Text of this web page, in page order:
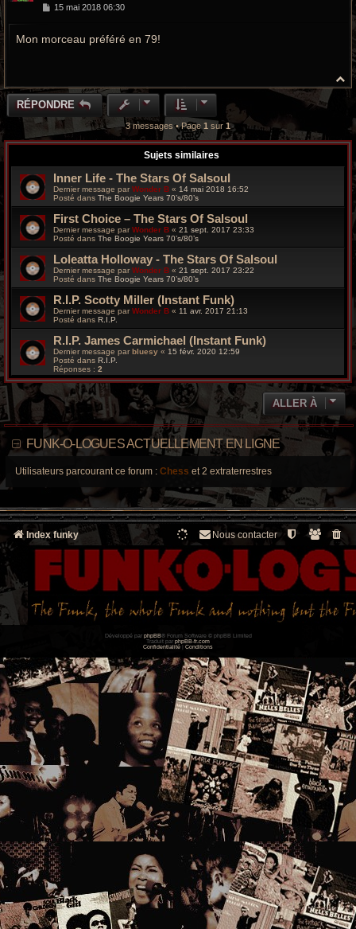
M
s
15 mai 2018 06:30
Mon morceau préféré en 79!
H
a
RÉPONDRE
3 messages • Page 1 sur 1
Sujets similaires
Inner Life - The Stars Of Salsoul
Dernier message par Wonder B « 14 mai 2018 16:52
Posté dans The Boogie Years 70’s/80’s
First Choice – The Stars Of Salsoul
Dernier message parWonder B « 21 sept. 2017 23:33
Posté dans The Boogie Years 70’s/80’s
Loleatta Holloway - The Stars Of Salsoul
Dernier message par Wonder B « 21 sept. 2017 23:22
Posté dans The Boogie Years 70’s/80’s
R.I.P. Scotty Miller (Instant Funk)
Dernier message parWonder B « 11 avr. 2017 21:13
Posté dans R.I.P.
R.I.P. James Carmichael (Instant Funk)
Dernier message par bluesy « 15 févr. 2020 12:59
Posté dans R.I.P.
Réponses : 2
ALLER À
FUNK-O-LOGUES ACTUELLEMENT EN LIGNE
Utilisateurs parcourant ce forum : Chess et 2 extraterrestres
Index funky Nous contacter
Développé par phpBB® Forum Software © phpBB Limited
Traduit par phpBB-fr.com
Confidentialité
Conditions